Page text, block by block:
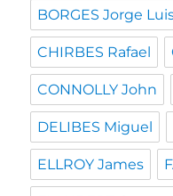
BORGES Jorge
CHIRBES Rafael
CONNOLLY John
DELIBES Miguel
ELLROY James